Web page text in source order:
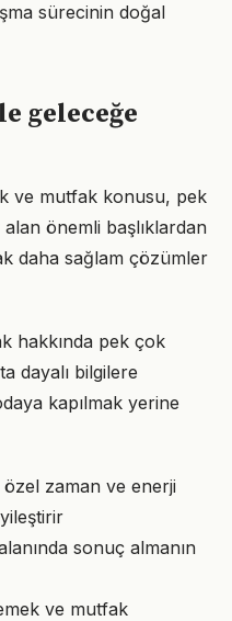
sürecinin doğal
geleceğe
ve mutfak konusu, pek
önemli başlıklardan
daha sağlam çözümler
hakkında pek çok
dayalı bilgilere
kapılmak yerine
özel zaman ve enerji
sonuç almanın
ve mutfak